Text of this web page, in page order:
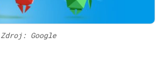
Zdroj: Google